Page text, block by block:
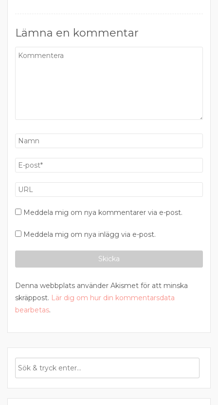
Lämna en kommentar
Meddela mig om nya kommentarer via e-post.
Meddela mig om nya inlägg via e-post.
Denna webbplats använder Akismet för att minska
skräppost. Lär dig om hur din kommentarsdata
bearbetas.